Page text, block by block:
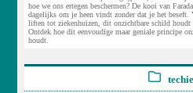
hoe we ons ertegen beschermen? De kooi van
dagelijks om je heen vindt zonder dat je het
liften tot ziekenhuizen, dit onzichtbare schild houdt
Ontdek hoe dit eenvoudige maar geniale principe
houdt.